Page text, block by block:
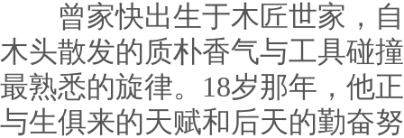
曾家快出生于木匠世家，自
木头散发的质朴香气与工具碰
最熟悉的旋律。18岁那年，他
与生俱来的天赋和后天的勤奋